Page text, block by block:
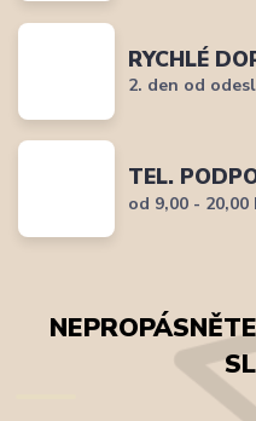
RYCHLÉ
2. den od
TEL.
od 9,00 - 20,00